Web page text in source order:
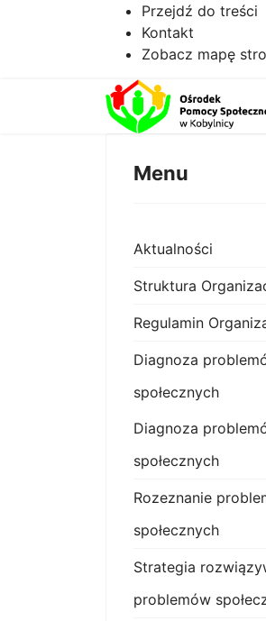
Przejdź do treści
Kontakt
Zobacz mapę
Menu
Aktualności
Struktura
Regulamin
Diagnoza
społecznych
Diagnoza
społecznych
Rozeznanie
społecznych
Strategia
problemów